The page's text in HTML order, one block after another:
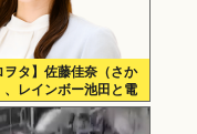
ヲタ】佐藤佳奈（さか
、レインボー池田と電